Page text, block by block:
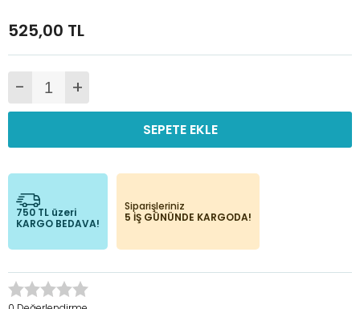
525,00 TL
- +
SEPETE EKLE
750 TL üzeri
KARGO BEDAVA!
Siparişleriniz
5 İŞ GÜNÜNDE KARGODA!